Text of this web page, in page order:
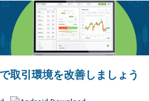
取引環境を改善しましょう